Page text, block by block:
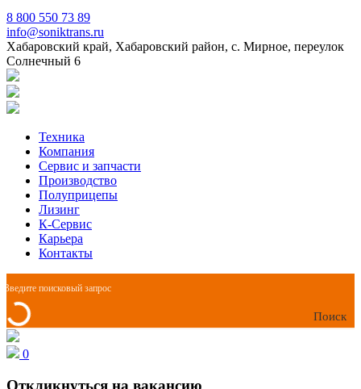
8 800 550 73 89
info@soniktrans.ru
Хабаровский край, Хабаровский район, с. Мирное, переулок
Солнечный 6
Техника
Компания
Сервис и запчасти
Производство
Полуприцепы
Лизинг
К-Сервис
Карьера
Контакты
Поиск
0
Откликнуться на вакансию